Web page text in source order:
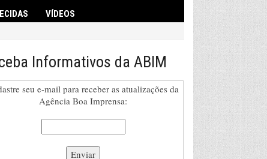
VÍDEOS
Informativos da ABIM
seu e-mail para receber as atualizações da
Agência Boa Imprensa: